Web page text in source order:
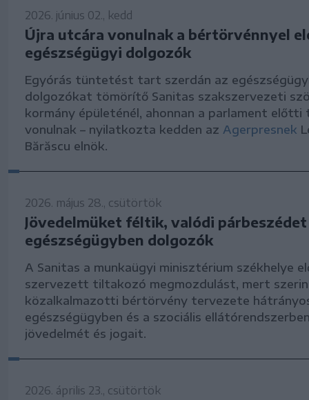
2026. június 02., kedd
Újra utcára vonulnak a bértörvénnyel
egészségügyi dolgozók
Egyórás tüntetést tart szerdán az
dolgozókat tömörítő Sanitas szakszervezeti
kormány épületénél, ahonnan a parlament előtti
vonulnak – nyilatkozta kedden az Agerpresnek
Bărăscu elnök.
2026. május 28., csütörtök
Jövedelmüket féltik, valódi párbeszédet
egészségügyben dolgozók
A Sanitas a munkaügyi minisztérium székhelye
szervezett tiltakozó megmozdulást, mert
közalkalmazotti bértörvény tervezete
egészségügyben és a szociális
jövedelmét és jogait.
2026. április 23., csütörtök